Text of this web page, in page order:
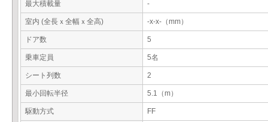
最大積載量 -
室内 (全長ｘ全幅ｘ全高) -x-x-（mm）
ドア数 5
乗車定員 5名
シート列数 2
最小回転半径 5.1（m）
駆動方式 FF